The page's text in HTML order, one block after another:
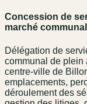
Concession de
marché
Délégation de
communal de plein
centre-ville de
emplacements,
déroulement des